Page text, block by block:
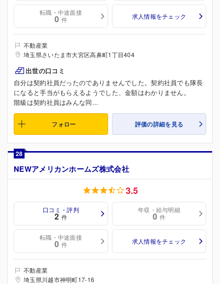
転職・中途面接
0 件 求人情報をチェック
不動産業
埼玉県さいたま市大宮区高鼻町1丁目404
出世の口コミ
自分は契約社員だったのでありませんでした。契約社員でも隊長
になると手当がもらえるようでした、金額はわかりません。
階級は契約社員はみんな同...
フォロー 評価の詳細を見る
28
NEWアメリカンホームズ株式会社
3.5
口コミ・評判
2 件
年収・給与明細
0 件
転職・中途面接
0 件 求人情報をチェック
不動産業
埼玉県川越市神明町17-16